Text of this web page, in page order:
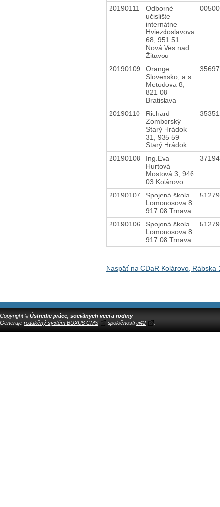
20190111
Odborné
učislište
internátne
Hviezdoslavova
68, 951 51
Nová Ves nad
Žitavou
20190109
Orange
Slovensko, a.s.
Metodova 8,
821 08
Bratislava
20190110
Richard
Zomborský
Starý Hrádok
31, 935 59
Starý Hrádok
20190108
Ing.Eva
Hurtová
Mostová 3, 946
03 Kolárovo
20190107
Spojená škola
Lomonosova 8,
917 08 Trnava
20190106
Spojená škola
Lomonosova 8,
917 08 Trnava
Naspäť na CDaR Kolárovo, Rábska
Copyright © Ústredie práce, sociálnych vecí a rodiny
Generuje redakčný systém BUXUS CMS spoločnostiui42